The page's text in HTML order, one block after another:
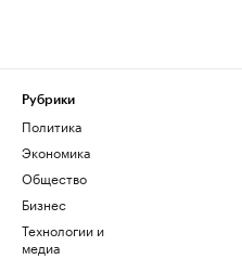
Рубрики
Политика
Экономика
Общество
Бизнес
Технологии и
медиа